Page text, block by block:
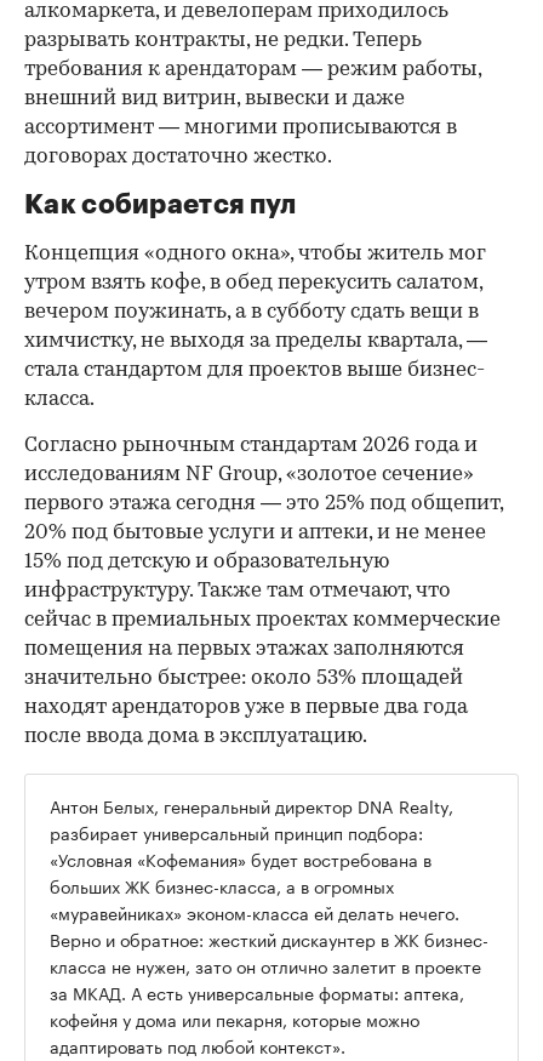
алкомаркета, и девелоперам приходилось
разрывать контракты, не редки. Теперь
требования к арендаторам — режим работы,
внешний вид витрин, вывески и даже
ассортимент — многими прописываются в
договорах достаточно жестко.
Как собирается пул
Концепция «одного окна», чтобы житель мог
утром взять кофе, в обед перекусить салатом,
вечером поужинать, а в субботу сдать вещи в
химчистку, не выходя за пределы квартала, —
стала стандартом для проектов выше бизнес-
класса.
Согласно рыночным стандартам 2026 года и
исследованиям NF Group, «золотое сечение»
первого этажа сегодня — это 25% под общепит,
20% под бытовые услуги и аптеки, и не менее
15% под детскую и образовательную
инфраструктуру. Также там отмечают, что
сейчас в премиальных проектах коммерческие
помещения на первых этажах заполняются
значительно быстрее: около 53% площадей
находят арендаторов уже в первые два года
после ввода дома в эксплуатацию.
Антон Белых, генеральный директор DNA Realty,
разбирает универсальный принцип подбора:
«Условная «Кофемания» будет востребована в
больших ЖК бизнес-класса, а в огромных
«муравейниках» эконом-класса ей делать нечего.
Верно и обратное: жесткий дискаунтер в ЖК бизнес-
класса не нужен, зато он отлично залетит в проекте
за МКАД. А есть универсальные форматы: аптека,
кофейня у дома или пекарня, которые можно
адаптировать под любой контекст».